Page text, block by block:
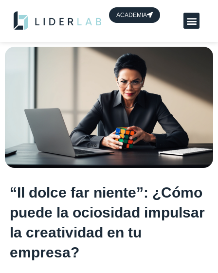
ACADEMIA
“Il dolce far niente”: ¿Cómo
puede la ociosidad impulsar
la creatividad en tu
empresa?